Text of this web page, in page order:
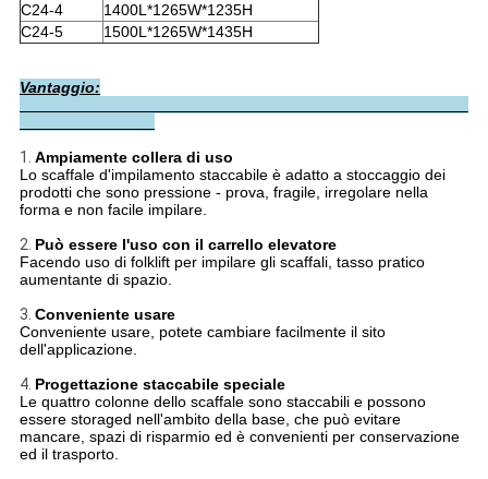
C24-4
1400L*1265W*1235H
C24-5
1500L*1265W*1435H
Vantaggio:
1. Ampiamente collera di uso
Lo scaffale d'impilamento staccabile è adatto a stoccaggio dei
prodotti che sono pressione - prova, fragile, irregolare nella
forma e non facile impilare.
2. Può essere l'uso con il carrello elevatore
Facendo uso di folklift per impilare gli scaffali, tasso pratico
aumentante di spazio.
3. Conveniente usare
Conveniente usare, potete cambiare facilmente il sito
dell'applicazione.
4. Progettazione staccabile speciale
Le quattro colonne dello scaffale sono staccabili e possono
essere storaged nell'ambito della base, che può evitare
mancare, spazi di risparmio ed è convenienti per conservazione
ed il trasporto.